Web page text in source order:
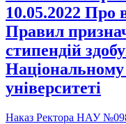
10.05.2022 Про
Правил
стипендій
Національному
університеті
Наказ Ректора НАУ